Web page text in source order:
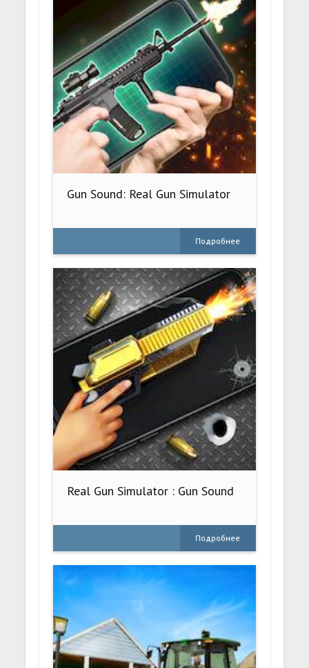
Gun Sound: Real Gun Simulator
Подробнее
Real Gun Simulator : Gun Sound
Подробнее